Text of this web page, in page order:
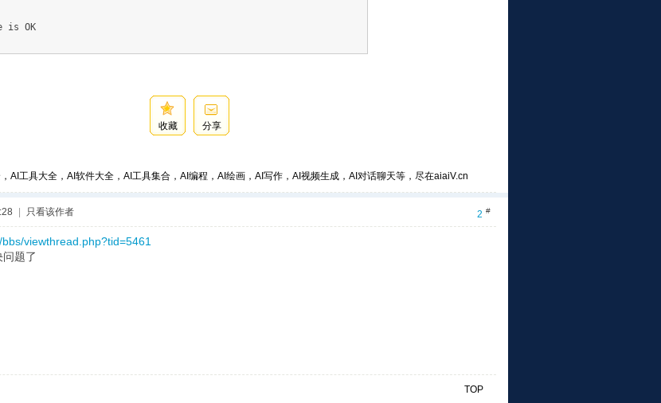
is OK
收藏 分享
AI工具大全，AI软件大全，AI工具集合，AI编程，AI绘画，AI写作，AI视频生成，AI对话聊天等，尽在aiaiV.cn
2 #
只看该作者
viewthread.php?tid=5461
题了
TOP